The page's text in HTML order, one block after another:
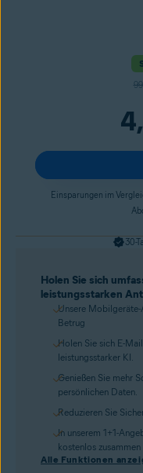
Holen Sie sich
leistungsstarken
Unsere
Betrug
Holen Sie sich E-
leistungsstarker KI.
Genießen Sie mehr
persönlichen Daten.
Reduzieren Sie
In unserem 1+1-
kostenlos
Alle Funktionen
Einsparungen im
30-